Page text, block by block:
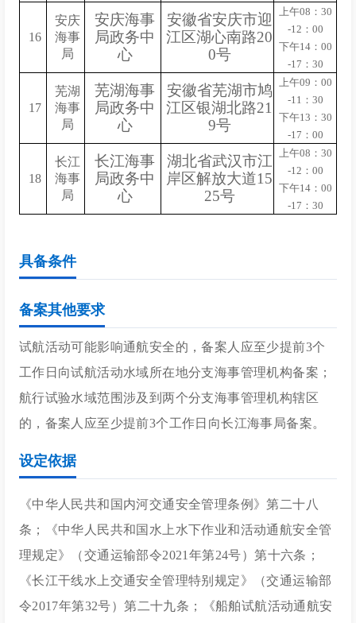
16
安庆
海事
局
安庆海事
局政务中
心
安徽省安庆市迎
江区湖心南路20
0号
上午08：30
-12：00
下午14：00
-17：30
17
芜湖
海事
局
芜湖海事
局政务中
心
安徽省芜湖市鸠
江区银湖北路21
9号
上午09：00
-11：30
下午13：30
-17：00
18
长江
海事
局
长江海事
局政务中
心
湖北省武汉市江
岸区解放大道15
25号
上午08：30
-12：00
下午14：00
-17：30
具备条件
备案其他要求
试航活动可能影响通航安全的，备案人应至少提前3个
工作日向试航活动水域所在地分支海事管理机构备案；
航行试验水域范围涉及到两个分支海事管理机构辖区
的，备案人应至少提前3个工作日向长江海事局备案。
设定依据
《中华人民共和国内河交通安全管理条例》第二十八
条；《中华人民共和国水上水下作业和活动通航安全管
理规定》（交通运输部令2021年第24号）第十六条；
《长江干线水上交通安全管理特别规定》（交通运输部
令2017年第32号）第二十九条；《船舶试航活动通航安